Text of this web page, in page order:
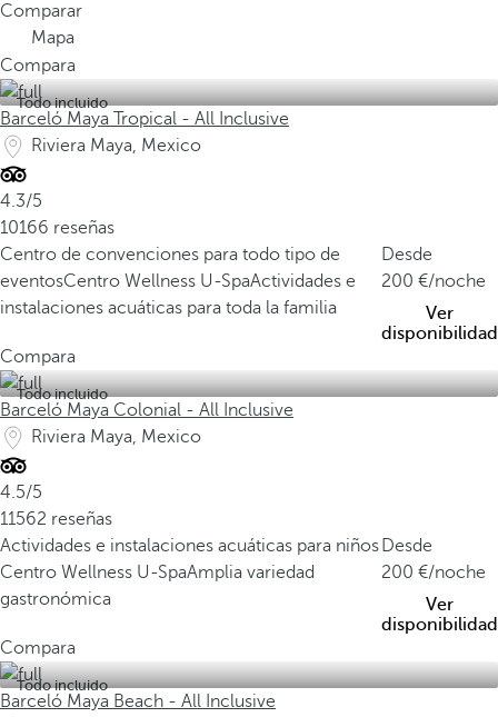
Comparar
Mapa
Compara
Todo incluido
Barceló Maya Tropical - All Inclusive
Riviera Maya, Mexico
4.3/5
10166 reseñas
Centro de convenciones para todo tipo de
eventosCentro Wellness U-SpaActividades e
instalaciones acuáticas para toda la familia
Desde
200
/noche
Ver
disponibilidad
Compara
Todo incluido
Barceló Maya Colonial - All Inclusive
Riviera Maya, Mexico
4.5/5
11562 reseñas
Actividades e instalaciones acuáticas para niños
Centro Wellness U-SpaAmplia variedad
gastronómica
Desde
200
/noche
Ver
disponibilidad
Compara
Todo incluido
Barceló Maya Beach - All Inclusive